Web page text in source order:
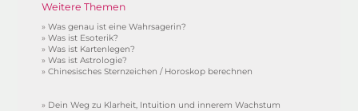
Weitere Themen
»Was genau ist eine Wahrsagerin?
»Was ist Esoterik?
»Was ist Kartenlegen?
»Was ist Astrologie?
»Chinesisches Sternzeichen / Horoskop berechnen
» Dein Weg zu Klarheit, Intuition und innerem Wachstum